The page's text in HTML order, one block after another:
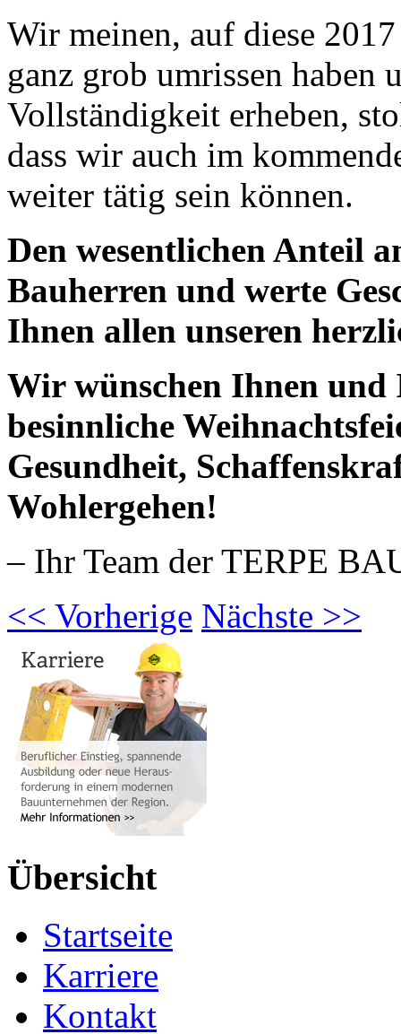
Wir meinen, auf diese
ganz grob umrissen haben
Vollständigkeit erheben,
dass wir auch im
weiter tätig sein können.
Den wesentlichen Anteil
Bauherren und werte
Ihnen allen unseren
Wir wünschen Ihnen
besinnliche
Gesundheit,
Wohlergehen!
– Ihr Team der TERPE
<< Vorherige Nächste >>
Übersicht
Startseite
Karriere
Kontakt